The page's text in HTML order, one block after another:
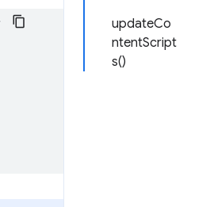
updateCo
ntentScript
s()